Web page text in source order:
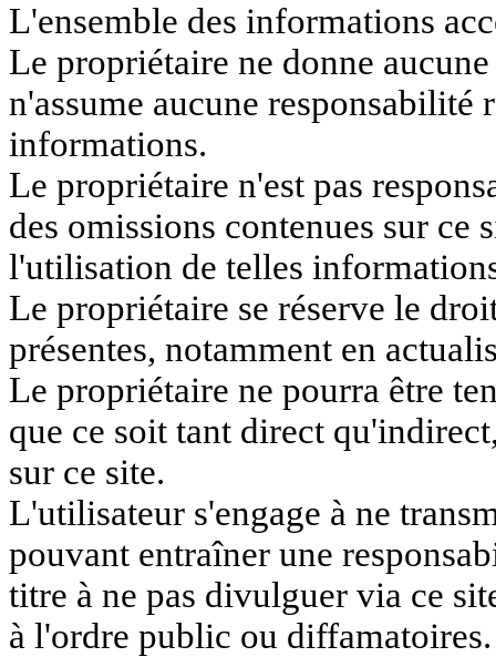
L'ensemble des informations
Le propriétaire ne donne
n'assume aucune
informations.
Le propriétaire n'est pas
des omissions contenues sur ce
l'utilisation de telles
Le propriétaire se réserve le
présentes, notamment en
Le propriétaire ne pourra être
que ce soit tant direct
sur ce site.
L'utilisateur s'engage à ne
pouvant entraîner une
titre à ne pas divulguer via ce
à l'ordre public ou diffamatoires.